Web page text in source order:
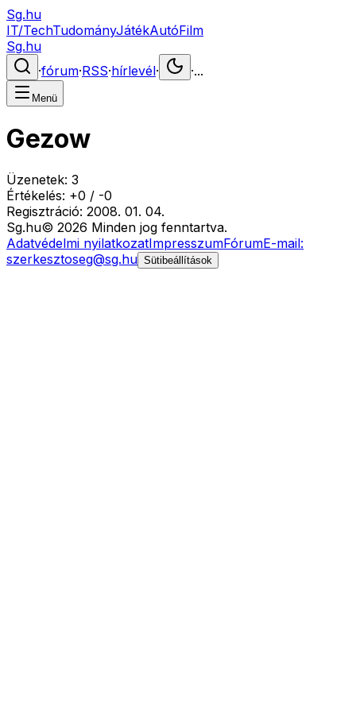
Sg.hu
IT/TechTudományJátékAutóFilm
Sg.hu
·fórum·RSS·hírlevél· ·...
Menü
Gezow
Üzenetek: 3
Értékelés: +0 / -0
Regisztráció: 2008. 01. 04.
Sg.hu© 2026 Minden jog fenntartva.
Adatvédelmi nyilatkozatImpresszumFórumE-mail:
szerkesztoseg@sg.hu Sütibeállítások